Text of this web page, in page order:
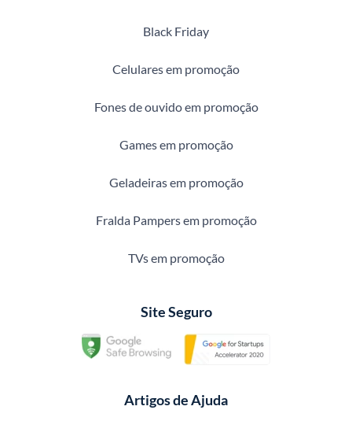
Black Friday
Celulares em promoção
Fones de ouvido em promoção
Games em promoção
Geladeiras em promoção
Fralda Pampers em promoção
TVs em promoção
Site Seguro
Artigos de Ajuda